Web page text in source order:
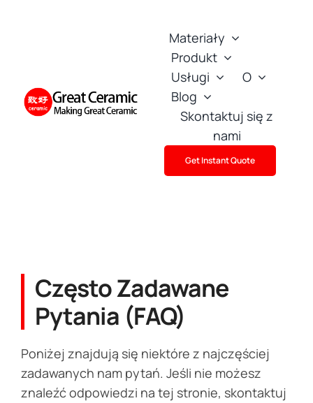
Materiały
Produkt
Usługi
O
Blog
Skontaktuj się z
nami
Get Instant Quote
Często Zadawane
Pytania (FAQ)
Poniżej znajdują się niektóre z najczęściej
zadawanych nam pytań. Jeśli nie możesz
znaleźć odpowiedzi na tej stronie, skontaktuj